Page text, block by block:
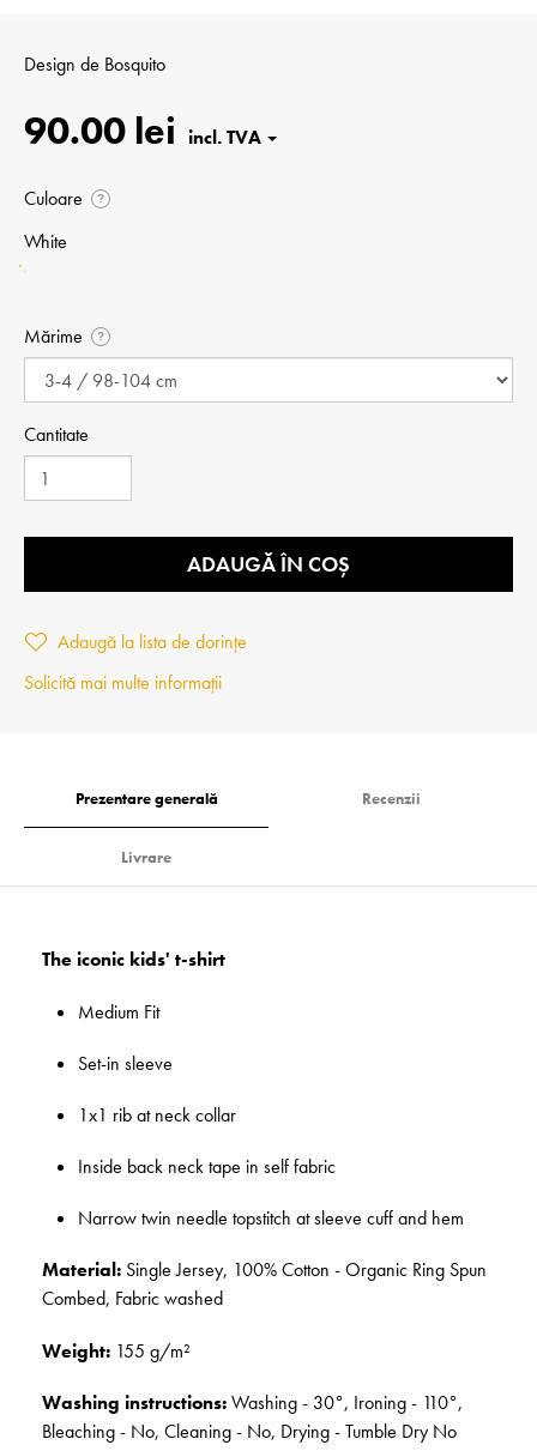
Design de Bosquito
90.00 lei
Culoare ?
White
Mărime ?
Cantitate
ADAUGĂ ÎN COȘ
Adaugă la lista de dorințe
Solicită mai multe informații
Prezentare generală Recenzii
Livrare
The iconic kids' t-shirt
Medium Fit
Set-in sleeve
1x1 rib at neck collar
Inside back neck tape in self fabric
Narrow twin needle topstitch at sleeve cuff and hem
Material: Single Jersey, 100% Cotton - Organic Ring Spun
Combed, Fabric washed
Weight: 155 g/m²
Washing instructions:Washing - 30°, Ironing - 110°,
Bleaching - No, Cleaning - No, Drying - Tumble Dry No